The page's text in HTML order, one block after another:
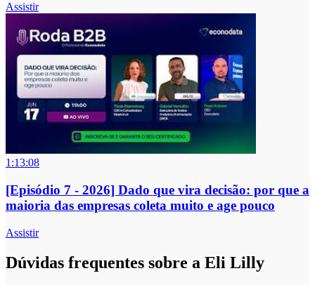
Assistir
1:13:08
[Episódio 7 - 2026] Dado que vira decisão: por que a
maioria das empresas coleta muito e age pouco
Assistir
Dúvidas frequentes sobre a Eli Lilly